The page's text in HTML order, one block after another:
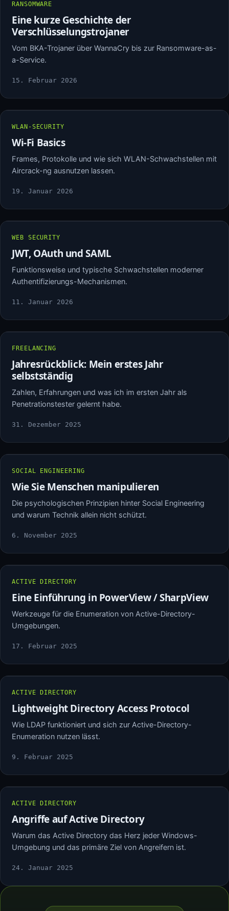
RANSOMWARE
Eine kurze Geschichte der
Verschlüsselungstrojaner
Vom BKA-Trojaner über WannaCry bis zur Ransomware-as-
a-Service.
15. Februar 2026
WLAN-SECURITY
Wi-Fi Basics
Frames, Protokolle und wie sich WLAN-Schwachstellen mit
Aircrack-ng ausnutzen lassen.
19. Januar 2026
WEB SECURITY
JWT, OAuth und SAML
Funktionsweise und typische Schwachstellen moderner
Authentifizierungs-Mechanismen.
11. Januar 2026
FREELANCING
Jahresrückblick: Mein erstes Jahr
selbstständig
Zahlen, Erfahrungen und was ich im ersten Jahr als
Penetrationstester gelernt habe.
31. Dezember 2025
SOCIAL ENGINEERING
Wie Sie Menschen manipulieren
Die psychologischen Prinzipien hinter Social Engineering
und warum Technik allein nicht schützt.
6. November 2025
ACTIVE DIRECTORY
Eine Einführung in PowerView / SharpView
Werkzeuge für die Enumeration von Active-Directory-
Umgebungen.
17. Februar 2025
ACTIVE DIRECTORY
Lightweight Directory Access Protocol
Wie LDAP funktioniert und sich zur Active-Directory-
Enumeration nutzen lässt.
9. Februar 2025
ACTIVE DIRECTORY
Angriffe auf Active Directory
Warum das Active Directory das Herz jeder Windows-
Umgebung und das primäre Ziel von Angreifern ist.
24. Januar 2025